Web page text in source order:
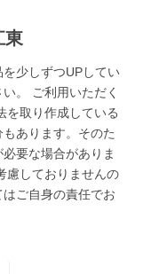
東
少しずつUPしてい
。 ご利用いただく
を取り作成している
あります。そのた
要な場合がありま
慮しておりませんの
ご自身の責任でお